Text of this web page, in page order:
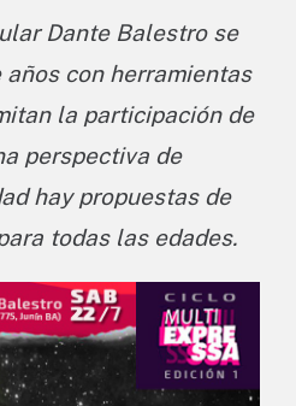
Dante Balestro se
años con herramientas
la participación de
perspectiva de
hay propuestas de
todas las edades.